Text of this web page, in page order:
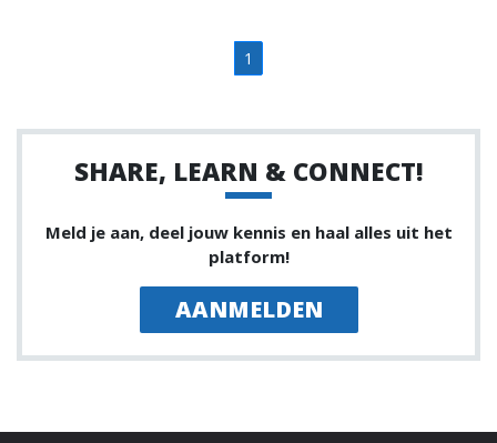
1
SHARE, LEARN & CONNECT!
Meld je aan, deel jouw kennis en haal alles uit het
platform!
AANMELDEN